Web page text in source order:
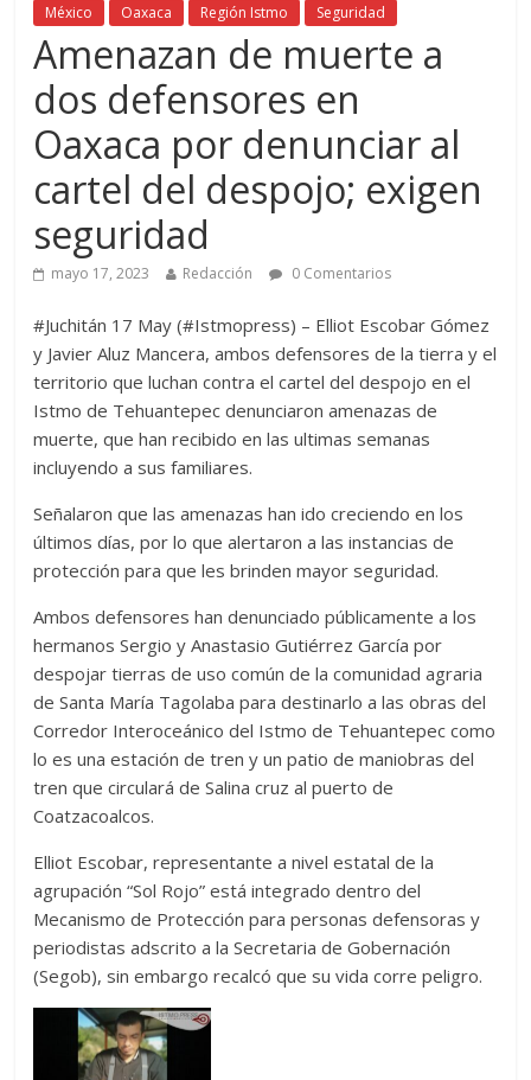
México Oaxaca Región Istmo Seguridad
Amenazan de muerte a
dos defensores en
Oaxaca por denunciar al
cartel del despojo; exigen
seguridad
mayo 17, 2023 Redacción 0 Comentarios
#Juchitán 17 May (#Istmopress) – Elliot Escobar Gómez
y Javier Aluz Mancera, ambos defensores de la tierra y el
territorio que luchan contra el cartel del despojo en el
Istmo de Tehuantepec denunciaron amenazas de
muerte, que han recibido en las ultimas semanas
incluyendo a sus familiares.
Señalaron que las amenazas han ido creciendo en los
últimos días, por lo que alertaron a las instancias de
protección para que les brinden mayor seguridad.
Ambos defensores han denunciado públicamente a los
hermanos Sergio y Anastasio Gutiérrez García por
despojar tierras de uso común de la comunidad agraria
de Santa María Tagolaba para destinarlo a las obras del
Corredor Interoceánico del Istmo de Tehuantepec como
lo es una estación de tren y un patio de maniobras del
tren que circulará de Salina cruz al puerto de
Coatzacoalcos.
Elliot Escobar, representante a nivel estatal de la
agrupación “Sol Rojo” está integrado dentro del
Mecanismo de Protección para personas defensoras y
periodistas adscrito a la Secretaria de Gobernación
(Segob), sin embargo recalcó que su vida corre peligro.